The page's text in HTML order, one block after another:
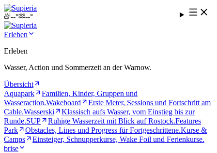
--° --°
Erleben
Erleben
Wasser, Action und Sommerzeit an der Warnow.
Übersicht
Aquapark
Familien, Kinder, Gruppen und
Wasseraction.Wakeboard
Erste Meter, Sessions und Fortschritt am
Cable.Wasserski
Klassisch aufs Wasser, vom Einstieg bis zur
Runde.SUP Ruhige Wasserzeit mit Blick auf Rostock.Features
Park
Obstacles, Lines und Progress für Fortgeschrittene.Kurse &
Camps
Einsteiger, Schnupperkurse, Wake Foil und Ferienkurse.
brise